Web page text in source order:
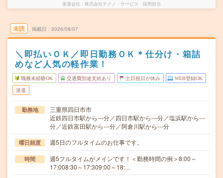
派遣会社 株式会社テクノ・サービス 採用担当
未読 掲載日 2026/08/07
＼即払いＯＫ／即日勤務ＯＫ＊仕分け・箱詰
めなど人気の軽作業！
職種未経験OK 交通費別途支給あり 土日祝日が休み WEB登録OK
派遣
勤務地
三重県四日市市
近鉄四日市駅から---分／四日市駅から---分／塩浜駅から---
分／近鉄富田駅から---分／阿倉川駅から---分
曜日頻度 週5日のフルタイムのお仕事です。
時間
週5フルタイムがメインです！＜勤務時間の例＞8:00～
17:008:30～17:309:00～18:…